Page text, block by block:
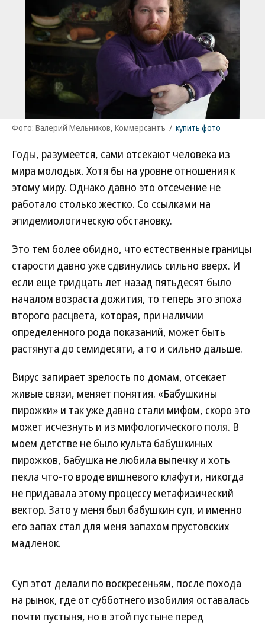
Фото: Валерий Мельников, Коммерсантъ / купить фото
Годы, разумеется, сами отсекают человека из
мира молодых. Хотя бы на уровне отношения к
этому миру. Однако давно это отсечение не
работало столько жестко. Со ссылками на
эпидемиологическую обстановку.
Это тем более обидно, что естественные границы
старости давно уже сдвинулись сильно вверх. И
если еще тридцать лет назад пятьдесят было
началом возраста дожития, то теперь это эпоха
второго расцвета, которая, при наличии
определенного рода показаний, может быть
растянута до семидесяти, а то и сильно дальше.
Вирус запирает зрелость по домам, отсекает
живые связи, меняет понятия. «Бабушкины
пирожки» и так уже давно стали мифом, скоро это
может исчезнуть и из мифологического поля. В
моем детстве не было культа бабушкиных
пирожков, бабушка не любила выпечку и хоть
пекла что-то вроде вишневого клафути, никогда
не придавала этому процессу метафизический
вектор. Зато у меня был бабушкин суп, и именно
его запах стал для меня запахом прустовских
мадленок.
Суп этот делали по воскресеньям, после похода
на рынок, где от субботнего изобилия оставалась
почти пустыня, но в этой пустыне перед